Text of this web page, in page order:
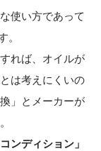
使い方であって
。
れば、オイルが
は考えにくいの
」とメーカーが
ンディション」